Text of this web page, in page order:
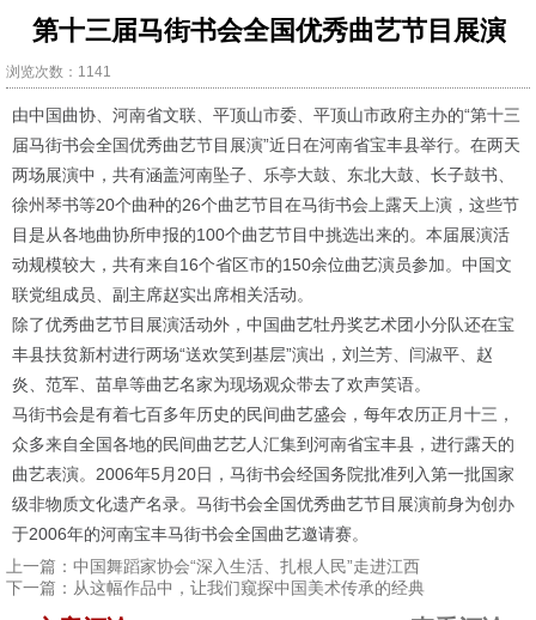
第十三届马街书会全国优秀曲艺节目展演
浏览次数：1141
由中国曲协、河南省文联、平顶山市委、平顶山市政府主办的“第十三
届马街书会全国优秀曲艺节目展演”近日在河南省宝丰县举行。在两天
两场展演中，共有涵盖河南坠子、乐亭大鼓、东北大鼓、长子鼓书、
徐州琴书等20个曲种的26个曲艺节目在马街书会上露天上演，这些节
目是从各地曲协所申报的100个曲艺节目中挑选出来的。本届展演活
动规模较大，共有来自16个省区市的150余位曲艺演员参加。中国文
联党组成员、副主席赵实出席相关活动。
除了优秀曲艺节目展演活动外，中国曲艺牡丹奖艺术团小分队还在宝
丰县扶贫新村进行两场“送欢笑到基层”演出，刘兰芳、闫淑平、赵
炎、范军、苗阜等曲艺名家为现场观众带去了欢声笑语。
马街书会是有着七百多年历史的民间曲艺盛会，每年农历正月十三，
众多来自全国各地的民间曲艺艺人汇集到河南省宝丰县，进行露天的
曲艺表演。2006年5月20日，马街书会经国务院批准列入第一批国家
级非物质文化遗产名录。马街书会全国优秀曲艺节目展演前身为创办
于2006年的河南宝丰马街书会全国曲艺邀请赛。
上一篇： 中国舞蹈家协会“深入生活、扎根人民”走进江西
下一篇： 从这幅作品中，让我们窥探中国美术传承的经典